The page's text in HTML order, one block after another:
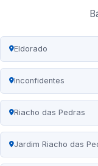
Eldorado
Inconfidentes
Riacho das Pedras
Jardim Riacho das